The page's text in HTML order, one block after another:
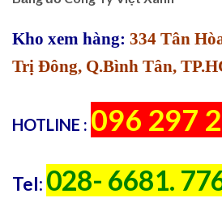
Kho xem hàng: 334 Tân
Trị Đông, Q.Bình Tân,
HOTLINE : 096 297
Tel: 028- 6681.